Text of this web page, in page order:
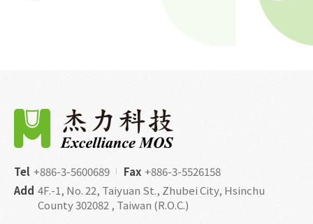
Tel +886-3-5600689 Fax +886-3-5526158
Add 4F.-1, No. 22, Taiyuan St., Zhubei City, Hsinchu
County 302082 , Taiwan (R.O.C.)